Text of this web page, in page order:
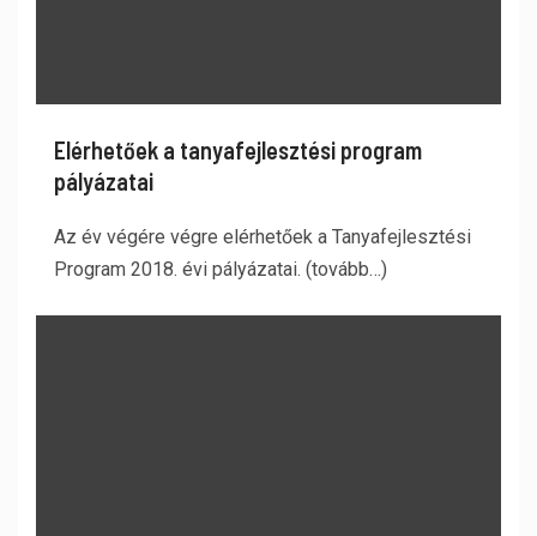
Elérhetőek a tanyafejlesztési program
pályázatai
Az év végére végre elérhetőek a Tanyafejlesztési
Program 2018. évi pályázatai. (tovább…)